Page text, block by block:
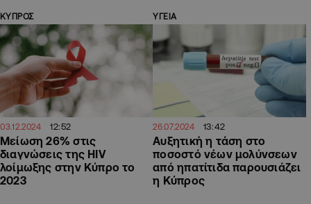
ΚΥΠΡΟΣ
03.12.2024 12:52
Μείωση 26% στις
διαγνώσεις της HIV
λοίμωξης στην Κύπρο το
2023
ΥΓΕΙΑ
26.07.2024 13:42
Αυξητική η τάση στο
ποσοστό νέων μολύνσεων
από ηπατίτιδα παρουσιάζει
η Κύπρος